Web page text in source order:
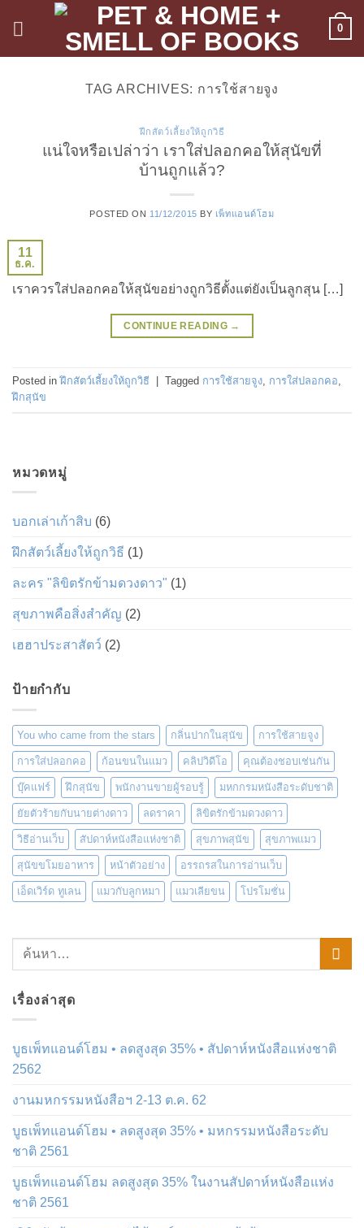
0
TAG ARCHIVES: การใช้สายจูง
ฝึกสัตว์เลี้ยงให้ถูกวิธี
แน่ใจหรือเปล่าว่า เราใส่ปลอกคอให้สุนัขที่
บ้านถูกแล้ว?
POSTED ON 11/12/2015 BY เพ็ทแอนด์โฮม
11
ธ.ค.
เราควรใส่ปลอกคอให้สุนัขอย่างถูกวิธีตั้งแต่ยังเป็นลูกสุน […]
CONTINUE READING →
Posted inฝึกสัตว์เลี้ยงให้ถูกวิธี Tagged การใช้สายจูง การใส่ปลอกคอ
ฝึกสุนัข
หมวดหมู่
บอกเล่าเก้าสิบ (6)
ฝึกสัตว์เลี้ยงให้ถูกวิธี (1)
ละคร "ลิขิตรักข้ามดวงดาว" (1)
สุขภาพคือสิ่งสำคัญ (2)
เฮฮาประสาสัตว์ (2)
ป้ายกำกับ
You who came from the stars กลิ่นปากในสุนัข การใช้สายจูง
การใส่ปลอกคอ ก้อนขนในแมว คลิปวิดีโอ คุณต้องชอบเช่นกัน
บุ๊คแฟร์ ฝึกสุนัข พนักงานขายผู้รอบรู้ มหกกรมหนังสือระดับชาติ
ยัยตัวร้ายกับนายต่างดาว ลดราคา ลิขิตรักข้ามดวงดาว
วิธีอ่านเว็บ สัปดาห์หนังสือแห่งชาติ สุขภาพสุนัข สุขภาพแมว
สุนัขขโมยอาหาร หน้าตัวอย่าง อรรถรสในการอ่านเว็บ
เอ็ดเวิร์ด ทูเลน แมวกับลูกหมา แมวเลียขน โปรโมชั่น
เรื่องล่าสุด
บูธเพ็ทแอนด์โฮม • ลดสูงสุด 35% • สัปดาห์หนังสือแห่งชาติ
2562
งานมหกรรมหนังสือฯ 2-13 ต.ค. 62
บูธเพ็ทแอนด์โฮม • ลดสูงสุด 35% • มหกรรมหนังสือระดับ
ชาติ 2561
บูธเพ็ทแอนด์โฮม ลดสูงสุด 35% ในงานสัปดาห์หนังสือแห่ง
ชาติ 2561